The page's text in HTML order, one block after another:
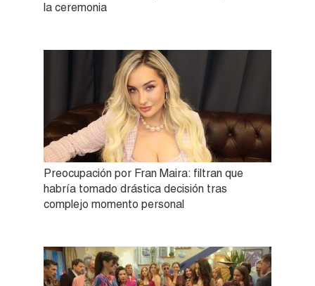
la ceremonia
Preocupación por Fran Maira: filtran que
habría tomado drástica decisión tras
complejo momento personal